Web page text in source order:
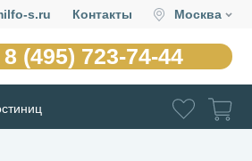
s.ru Контакты Москва
8 (495) 723-74-44